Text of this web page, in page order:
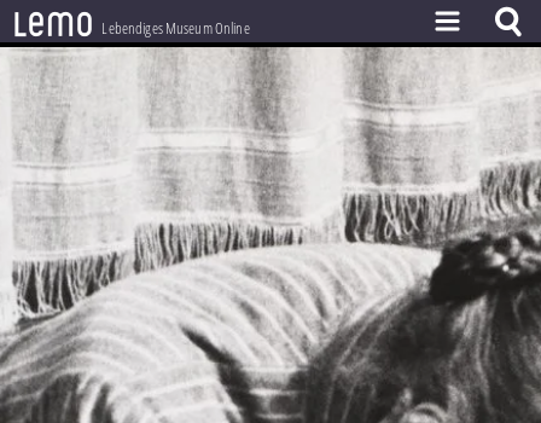
lemo Lebendiges Museum Online
ZEITSTRAHL
THEMEN
ZEITZEUGEN
BESTAND
LERNEN
PROJEKT